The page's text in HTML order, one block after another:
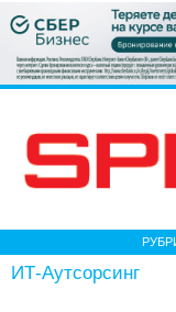
ИТ-Аутсорсинг